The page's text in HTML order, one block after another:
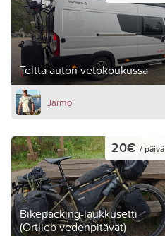
Teltta auton vetokoukussa
Jarmo
Bikepacking-laukkusetti
(Ortlieb vedenpitävät)
20€ / päivä